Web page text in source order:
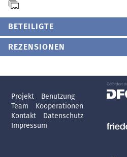
BETEILIGTE
REZENSIONEN
Projekt
Benutzung
Team
Kooperationen
Kontakt
Datenschutz
Impressum